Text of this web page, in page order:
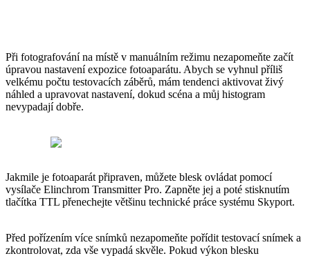
Při fotografování na místě v manuálním režimu nezapomeňte začít
úpravou nastavení expozice fotoaparátu. Abych se vyhnul příliš
velkému počtu testovacích záběrů, mám tendenci aktivovat živý
náhled a upravovat nastavení, dokud scéna a můj histogram
nevypadají dobře.
Jakmile je fotoaparát připraven, můžete blesk ovládat pomocí
vysílače Elinchrom Transmitter Pro. Zapněte jej a poté stisknutím
tlačítka TTL přenechejte většinu technické práce systému Skyport.
Před pořízením více snímků nezapomeňte pořídit testovací snímek a
zkontrolovat, zda vše vypadá skvěle. Pokud výkon blesku